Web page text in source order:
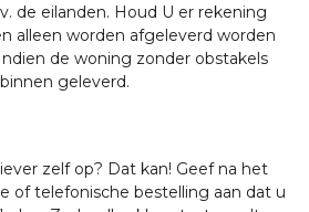
de eilanden. Houd U er rekening
alleen worden afgeleverd worden
de woning zonder obstakels
geleverd.
zelf op? Dat kan! Geef na het
of telefonische bestelling aan dat u